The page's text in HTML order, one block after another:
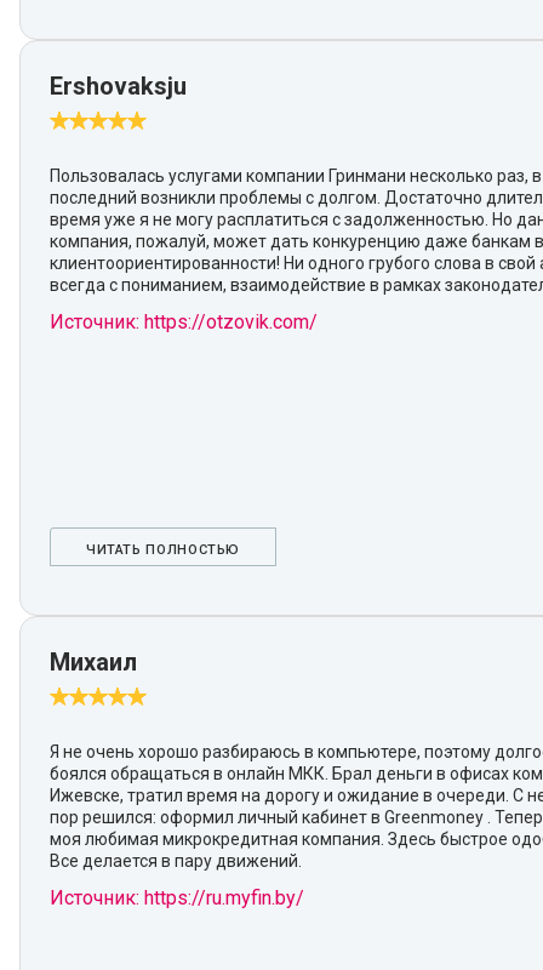
Ershovaksju
Пользовалась услугами компании Гринмани несколько раз, в
последний возникли проблемы с долгом. Достаточно
время уже я не могу расплатиться с задолженностью. Но
компания, пожалуй, может дать конкуренцию даже банкам в
клиентоориентированности! Ни одного грубого слова в свой
всегда с пониманием, взаимодействие в рамках
Источник: https://otzovik.com/
ЧИТАТЬ ПОЛНОСТЬЮ
Михаил
Я не очень хорошо разбираюсь в компьютере, поэтому
боялся обращаться в онлайн МКК. Брал деньги в офисах
Ижевске, тратил время на дорогу и ожидание в очереди. С
пор решился: оформил личный кабинет в Greenmoney .
моя любимая микрокредитная компания. Здесь быстрое
Все делается в пару движений.
Источник: https://ru.myfin.by/